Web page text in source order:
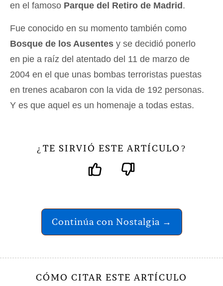
en el famoso Parque del Retiro de Madrid .
Fue conocido en su momento también como
Bosque de los Ausentes y se decidió ponerlo
en pie a raíz del atentado del 11 de marzo de
2004 en el que unas bombas terroristas puestas
en trenes acabaron con la vida de 192 personas.
Y es que aquel es un homenaje a todas estas.
¿ TE SIRVIÓ ESTE ARTÍCULO ?
Continúa con Nostalgia →
CÓMO CITAR ESTE ARTÍCULO